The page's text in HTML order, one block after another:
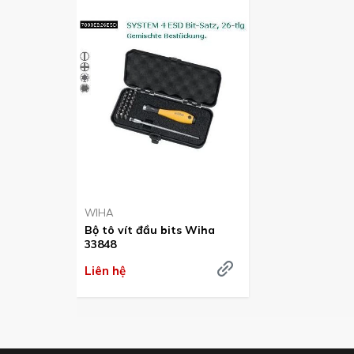
WIHA
Bộ tô vít đầu bits Wiha
33848
Liên hệ